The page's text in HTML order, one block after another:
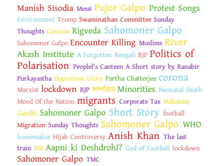
Manish Sisodia Messi Pujor Galpo Protest Songs
Environment Trump Swaminathan Committee Sunday
Thoughts Cartoon Rigveda Sahomoner Galpo
Sahomoner Galpo Encounter Killing Muslims River
Akash Institute A Forgotten Bengali BJP Politics of
Polarisation Peoplel's Canteen A Short story by Ranabir
Purkayastha Opposition Unity Partha Chatterjee corona
Marxist lockdown BJP বর্ণপরিচয় Minorities Neonatal Death
Mood Of the Nation migrants Corporate Tax Mahatma
Gandhi Sahomoner Galpo Short Story football
Migration Sunday Thoughts Sahomoner Galpo WHO
homemaker Hijab Controversy Anish Khan The last
train SIR Aapni ki DeshdrohI? God of Football lockdown
Sahomoner Galpo TMC